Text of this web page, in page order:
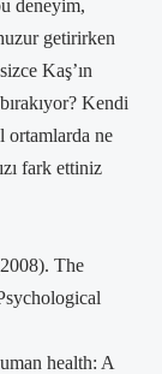
deneyim,
getirirken
Kaş’ın
Kendi
ortamlarda ne
fark ettiniz
The
health: A